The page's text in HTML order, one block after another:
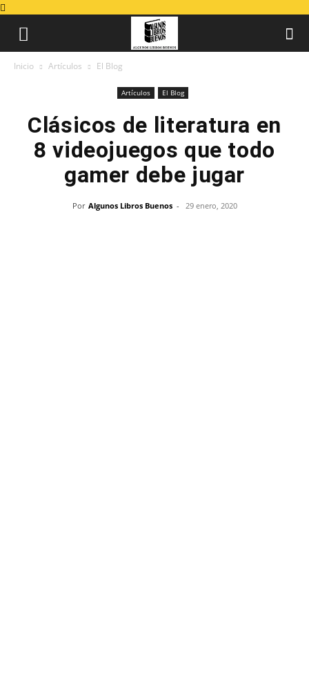
Inicio Artículos El Blog
Artículos El Blog
Clásicos de literatura en
8 videojuegos que todo
gamer debe jugar
Por Algunos Libros Buenos - 29 enero, 2020